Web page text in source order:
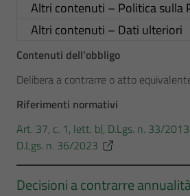
Altri contenuti – Politica sulla
Altri contenuti – Dati ulteriori
Contenuti dell’obbligo
Delibera a contrarre o atto
Riferimenti normativi
Art. 37, c. 1, lett. b), D.Lgs. n. 33/2013
D.Lgs. n. 36/2023
Decisioni a contrarre